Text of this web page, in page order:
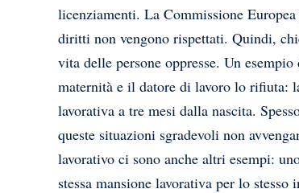
licenziamenti. La Commissione
diritti non vengono rispettati. Quindi,
vita delle persone oppresse. Un
maternità e il datore di lavoro lo rifiuta:
lavorativa a tre mesi dalla nascita.
queste situazioni sgradevoli non
lavorativo ci sono anche altri esempi:
stessa mansione lavorativa per lo